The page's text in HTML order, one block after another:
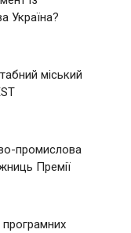
Україна?
міський
промислова
Премії